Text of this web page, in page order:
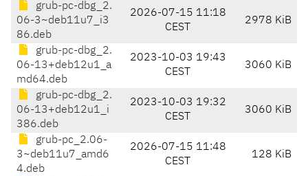
grub-pc-dbg_2.
06-3~deb11u7_i3
86.deb
2026-07-15 11:18
CEST
2978 KiB
grub-pc-dbg_2.
06-13+deb12u1_a
md64.deb
2023-10-03 19:43
CEST
3060 KiB
grub-pc-dbg_2.
06-13+deb12u1_i
386.deb
2023-10-03 19:32
CEST
3060 KiB
grub-pc_2.06-
3~deb11u7_amd6
4.deb
2026-07-15 11:48
CEST
128 KiB